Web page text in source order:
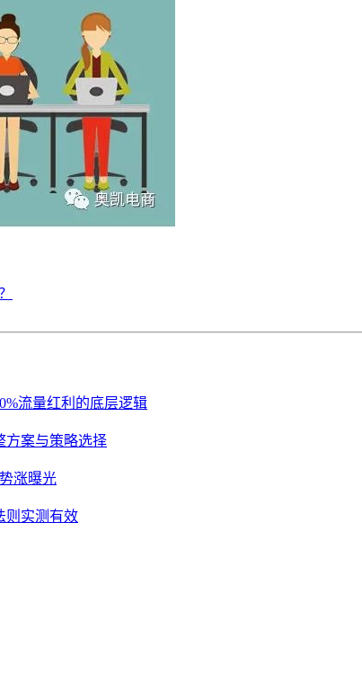
流量红利的底层逻辑
方案与策略选择
涨曝光
则实测有效